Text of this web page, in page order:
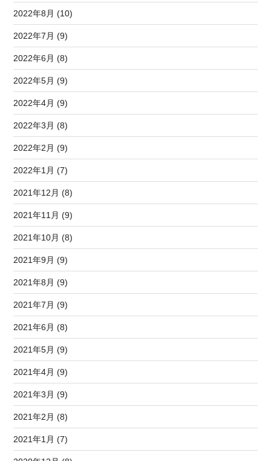
2022年8月 (10)
2022年7月 (9)
2022年6月 (8)
2022年5月 (9)
2022年4月 (9)
2022年3月 (8)
2022年2月 (9)
2022年1月 (7)
2021年12月 (8)
2021年11月 (9)
2021年10月 (8)
2021年9月 (9)
2021年8月 (9)
2021年7月 (9)
2021年6月 (8)
2021年5月 (9)
2021年4月 (9)
2021年3月 (9)
2021年2月 (8)
2021年1月 (7)